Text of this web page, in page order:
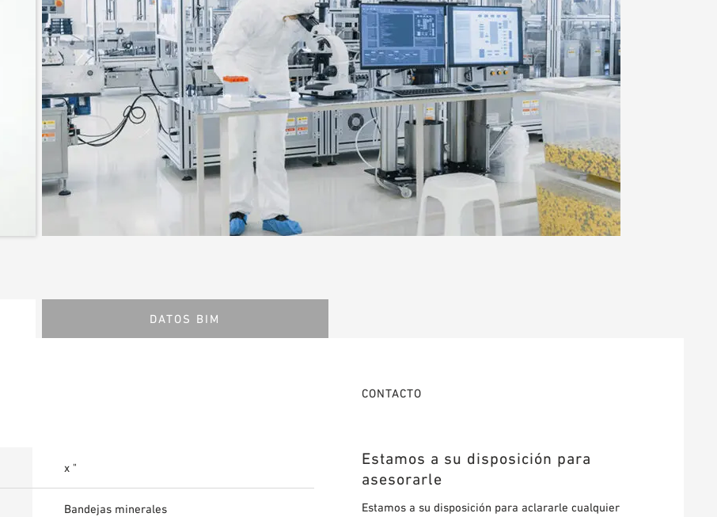
DATOS BIM
x "
Bandejas minerales
CONTACTO
Estamos a su disposición para
asesorarle
Estamos a su disposición para aclararle cualquier